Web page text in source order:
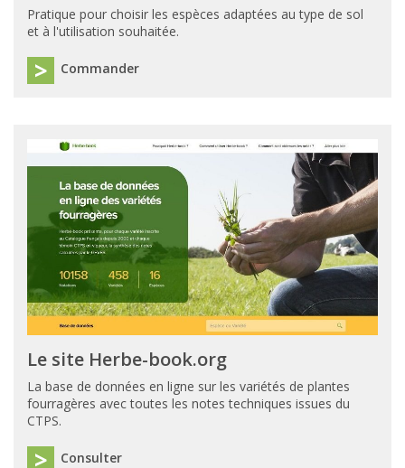
Pratique pour choisir les espèces adaptées au type de sol
et à l'utilisation souhaitée.
Commander
Le site Herbe-book.org
La base de données en ligne sur les variétés de plantes
fourragères avec toutes les notes techniques issues du
CTPS.
Consulter